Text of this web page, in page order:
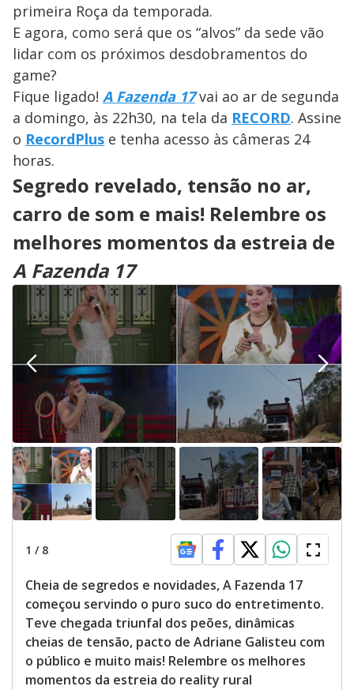
primeira Roça da temporada.
E agora, como será que os “alvos” da sede vão
lidar com os próximos desdobramentos do
game?
Fique ligado! A Fazenda 17vai ao ar de segunda
a domingo, às 22h30, na tela da RECORD. Assine
o RecordPlus e tenha acesso às câmeras 24
horas.
Segredo revelado, tensão no ar,
carro de som e mais! Relembre os
melhores momentos da estreia de
A Fazenda 17
1 / 8
Cheia de segredos e novidades, A Fazenda 17
começou servindo o puro suco do entretimento.
Teve chegada triunfal dos peões, dinâmicas
cheias de tensão, pacto de Adriane Galisteu com
o público e muito mais! Relembre os melhores
momentos da estreia do reality rural